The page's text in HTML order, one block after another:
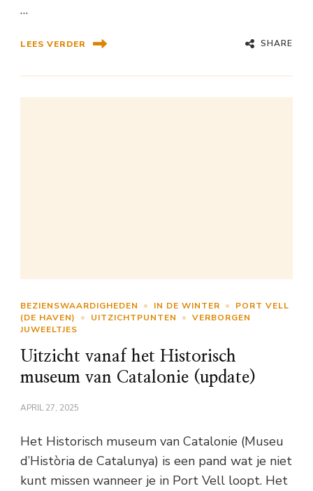
…
LEES VERDER SHARE
BEZIENSWAARDIGHEDEN IN DE WINTER
PORT VELL
(DE HAVEN)
UITZICHTPUNTEN
VERBORGEN
JUWEELTJES
Uitzicht vanaf het Historisch
museum van Catalonie (update)
APRIL 27, 2025
Het Historisch museum van Catalonie (Museu
d’Història de Catalunya) is een pand wat je niet
kunt missen wanneer je in Port Vell loopt. Het